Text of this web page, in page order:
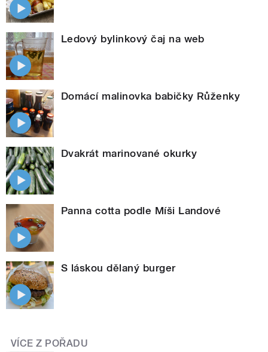
Ledový bylinkový čaj na web
Domácí malinovka babičky Růženky
Dvakrát marinované okurky
Panna cotta podle Míši Landové
S láskou dělaný burger
VÍCE Z POŘADU